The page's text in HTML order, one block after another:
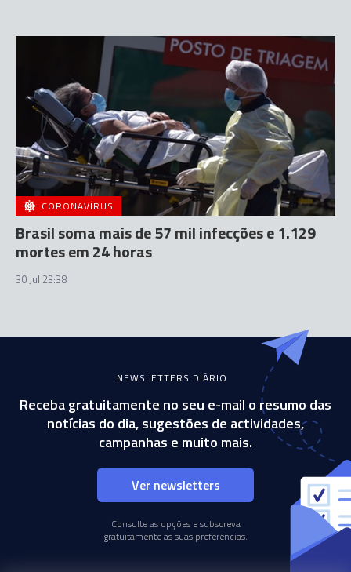
CORONAVÍRUS
Brasil soma mais de 57 mil infecções e 1.129
mortes em 24 horas
30 Jul 23:38
NEWSLETTERS DIÁRIO
Receba gratuitamente no seu e-mail o resumo das
notícias do dia, sugestões de actividades,
campanhas e muito mais.
Ver newsletters
Consulte as opções e subscreva
gratuitamente as suas preferências.